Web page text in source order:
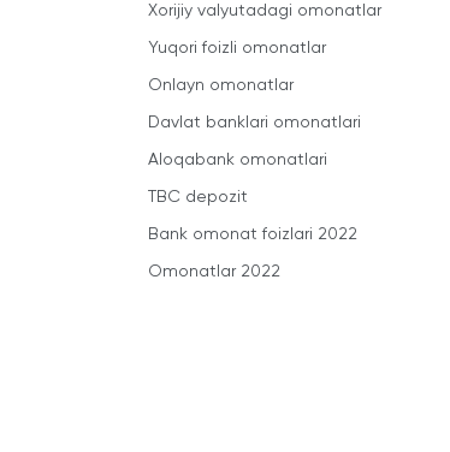
Xorijiy valyutadagi omonatlar
Yuqori foizli omonatlar
Onlayn omonatlar
Davlat banklari omonatlari
Aloqabank omonatlari
TBC depozit
Bank omonat foizlari 2022
Omonatlar 2022